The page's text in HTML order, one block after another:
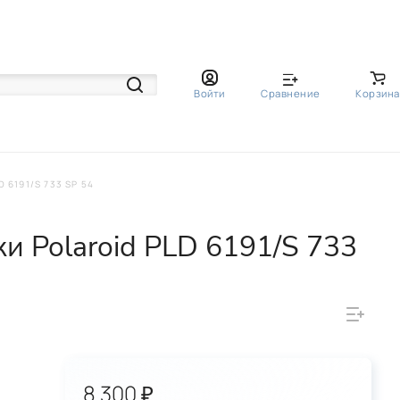
Войти Сравнение Корзина
S 733 SP 54
Polaroid PLD 6191/S 733
8 300 ₽